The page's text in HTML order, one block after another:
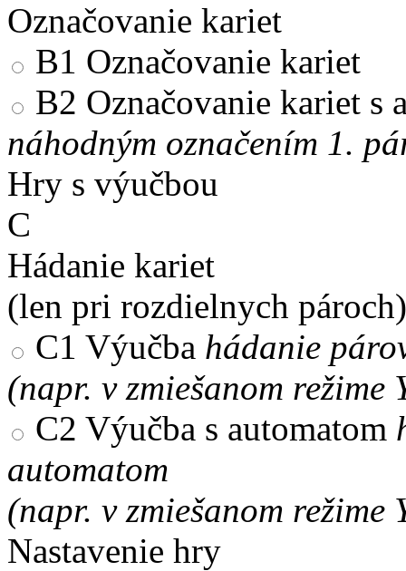
Označovanie kariet
B1 Označovanie kariet
B2 Označovanie kariet s
náhodným označením 1.
Hry s výučbou
C
Hádanie kariet
(len pri rozdielnych pároch)
C1 Výučba hádanie
(napr. v zmiešanom režime
C2 Výučba s automatom
automatom
(napr. v zmiešanom režime
Nastavenie hry